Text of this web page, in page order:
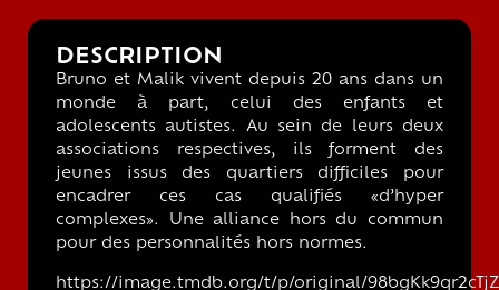
DESCRIPTION
Bruno et Malik vivent depuis 20 ans dans un
monde à part, celui des enfants et
adolescents autistes. Au sein de leurs deux
associations respectives, ils forment des
jeunes issus des quartiers difficiles pour
encadrer ces cas qualifiés «d’hyper
complexes». Une alliance hors du commun
pour des personnalités hors normes.
https://image.tmdb.org/t/p/original/